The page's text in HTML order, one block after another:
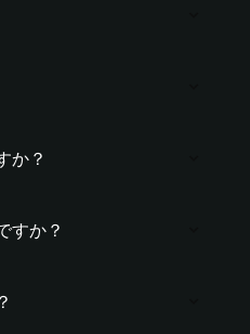
か？
すか？